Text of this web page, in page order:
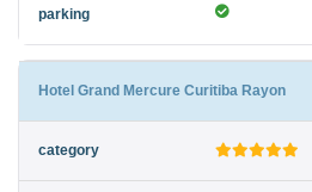
Hotel Grand Mercure Curitiba Rayon